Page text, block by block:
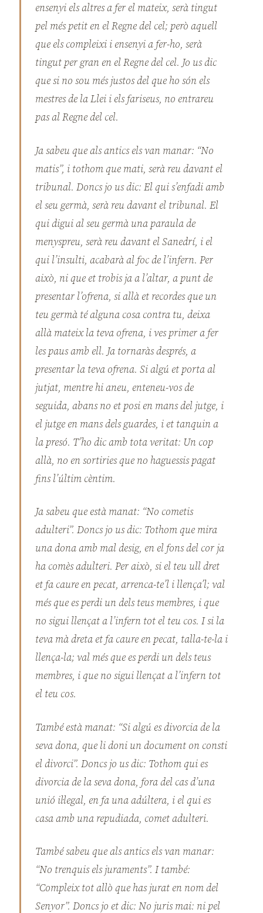
ensenyi els altres a fer el mateix, serà tingut
pel més petit en el Regne del cel; però aquell
que els compleixi i ensenyi a fer-ho, serà
tingut per gran en el Regne del cel. Jo us dic
que si no sou més justos del que ho són els
mestres de la Llei i els fariseus, no entrareu
pas al Regne del cel.
Ja sabeu que als antics els van manar: “No
matis”, i tothom que mati, serà reu davant el
tribunal. Doncs jo us dic: El qui s’enfadi amb
el seu germà, serà reu davant el tribunal. El
qui digui al seu germà una paraula de
menyspreu, serà reu davant el Sanedrí, i el
qui l’insulti, acabarà al foc de l’infern. Per
això, ni que et trobis ja a l’altar, a punt de
presentar l’ofrena, si allà et recordes que un
teu germà té alguna cosa contra tu, deixa
allà mateix la teva ofrena, i ves primer a fer
les paus amb ell. Ja tornaràs després, a
presentar la teva ofrena. Si algú et porta al
jutjat, mentre hi aneu, enteneu-vos de
seguida, abans no et posi en mans del jutge, i
el jutge en mans dels guardes, i et tanquin a
la presó. T’ho dic amb tota veritat: Un cop
allà, no en sortiries que no haguessis pagat
fins l’últim cèntim.
Ja sabeu que està manat: “No cometis
adulteri”. Doncs jo us dic: Tothom que mira
una dona amb mal desig, en el fons del cor ja
ha comès adulteri. Per això, si el teu ull dret
et fa caure en pecat, arrenca-te’l i llença’l; val
més que es perdi un dels teus membres, i que
no sigui llençat a l’infern tot el teu cos. I si la
teva mà dreta et fa caure en pecat, talla-te-la i
llença-la; val més que es perdi un dels teus
membres, i que no sigui llençat a l’infern tot
el teu cos.
També està manat: “Si algú es divorcia de la
seva dona, que li doni un document on consti
el divorci”. Doncs jo us dic: Tothom qui es
divorcia de la seva dona, fora del cas d’una
unió il·legal, en fa una adúltera, i el qui es
casa amb una repudiada, comet adulteri.
També sabeu que als antics els van manar:
“No trenquis els juraments”. I també:
“Compleix tot allò que has jurat en nom del
Senyor”. Doncs jo et dic: No juris mai: ni pel